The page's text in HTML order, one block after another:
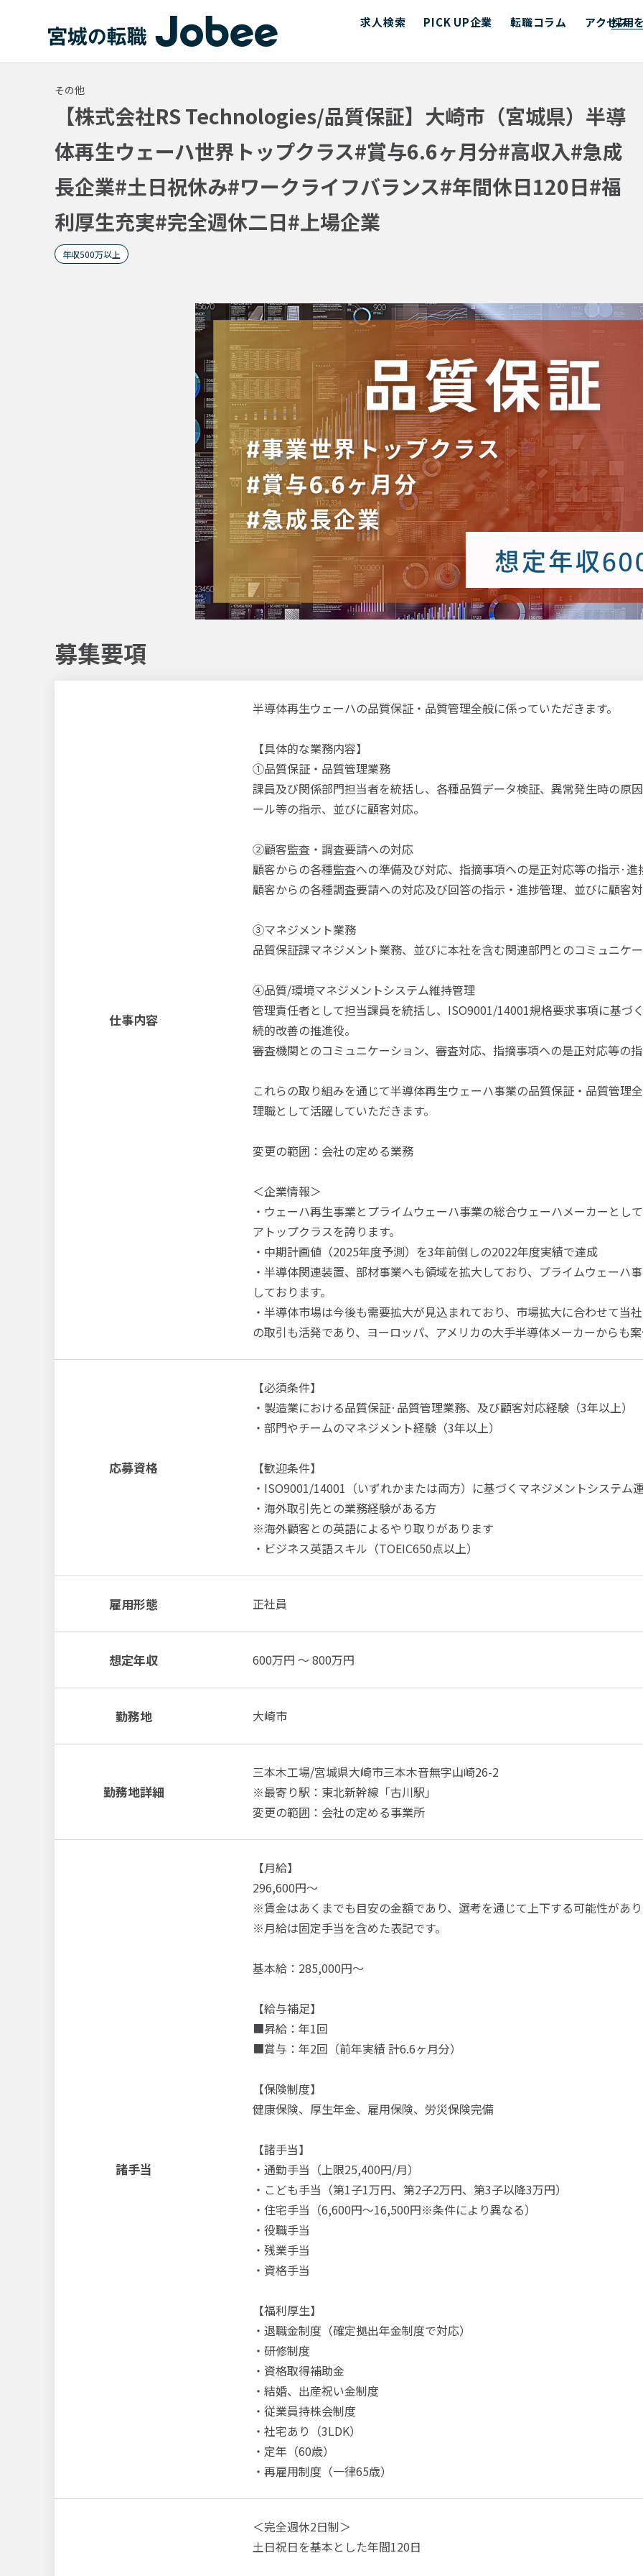
求人検索 PICK UP企業 転職コラム アクセス
採用
その他
【株式会社RS Technologies/品質保証】大崎市（宮城県）半導
体再生ウェーハ世界トップクラス#賞与6.6ヶ月分#高収入#急成
長企業#土日祝休み#ワークライフバランス#年間休日120日#福
利厚生充実#完全週休二日#上場企業
年収500万以上
募集要項
仕事内容
半導体再生ウェーハの品質保証・品質管理全般に係っていただきます。
【具体的な業務内容】
①品質保証・品質管理業務
課員及び関係部門担当者を統括し、各種品質データ検証、異常発生時の原
ール等の指示、並びに顧客対応。
②顧客監査・調査要請への対応
顧客からの各種監査への準備及び対応、指摘事項への是正対応等の指示·
顧客からの各種調査要請への対応及び回答の指示・進捗管理、並びに顧客
③マネジメント業務
品質保証課マネジメント業務、並びに本社を含む関連部門とのコミュニケ
④品質/環境マネジメントシステム維持管理
管理責任者として担当課員を統括し、ISO9001/14001規格要求事項に基づ
続的改善の推進役。
審査機関とのコミュニケーション、審査対応、指摘事項への是正対応等の
これらの取り組みを通じて半導体再生ウェーハ事業の品質保証・品質管理
理職として活躍していただきます。
変更の範囲：会社の定める業務
＜企業情報＞
・ウェーハ再生事業とプライムウェーハ事業の総合ウェーハメーカーとし
アトップクラスを誇ります。
・中期計画値（2025年度予測）を3年前倒しの2022年度実績で達成
・半導体関連装置、部材事業へも領域を拡大しており、プライムウェーハ
しております。
・半導体市場は今後も需要拡大が見込まれており、市場拡大に合わせて当
の取引も活発であり、ヨーロッパ、アメリカの大手半導体メーカーからも
応募資格
【必須条件】
・製造業における品質保証·品質管理業務、及び顧客対応経験（3年以上）
・部門やチームのマネジメント経験（3年以上）
【歓迎条件】
・ISO9001/14001（いずれかまたは両方）に基づくマネジメントシステム
・海外取引先との業務経験がある方
※海外顧客との英語によるやり取りがあります
・ビジネス英語スキル（TOEIC650点以上）
雇用形態 正社員
想定年収 600万円 ～ 800万円
勤務地 大崎市
勤務地詳細
三本木工場/宮城県大崎市三本木音無字山崎26-2
※最寄り駅：東北新幹線「古川駅」
変更の範囲：会社の定める事業所
諸手当
【月給】
296,600円～
※賃金はあくまでも目安の金額であり、選考を通じて上下する可能性があ
※月給は固定手当を含めた表記です。
基本給：285,000円～
【給与補足】
■昇給：年1回
■賞与：年2回（前年実績 計6.6ヶ月分）
【保険制度】
健康保険、厚生年金、雇用保険、労災保険完備
【諸手当】
・通勤手当（上限25,400円/月）
・こども手当（第1子1万円、第2子2万円、第3子以降3万円）
・住宅手当（6,600円～16,500円※条件により異なる）
・役職手当
・残業手当
・資格手当
【福利厚生】
・退職金制度（確定拠出年金制度で対応）
・研修制度
・資格取得補助金
・結婚、出産祝い金制度
・従業員持株会制度
・社宅あり（3LDK）
・定年（60歳）
・再雇用制度（一律65歳）
＜完全週休2日制＞
土日祝日を基本とした年間120日